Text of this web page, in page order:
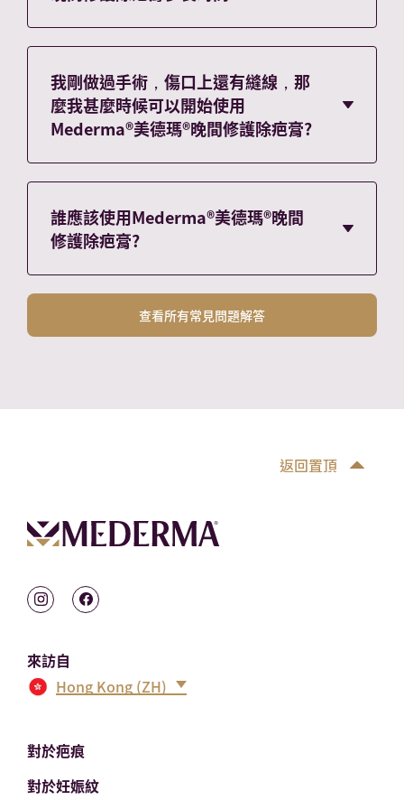
PM 產品消費者的報告）。 *菸鹼醯胺。一種新
的專有洋蔥提取物凝膠可改善新疤痕的外觀。
一項隨機、受控、單盲研究。J Clin Aesthet
您應該按照指示使用Mederma®美德瑪®晚間修
護除疤膏。該產品應每晚使用一次，對於新疤痕
請使用持續八週；對於舊疤痕請使用持續三到六
個月。 不要將Mederma®美德瑪®晚間修護除疤
膏塗抹在破損的皮膚上。
我剛做過手術，傷口上還有縫線，那
麼我甚麼時候可以開始使用
Mederma®美德瑪®晚間修護除疤膏?
您可以在傷口閉合或縫線拆除後立即開始使用
Mederma®美德瑪®晚間修護除疤膏。
Mederma® 美德瑪®不適用於開放性傷口。 如果
結痂已經形成，請等到它脫落。 雖然仍有結痂
或縫線，但請保持傷口清潔並蓋好傷口。
誰應該使用Mederma®美德瑪®晚間
修護除疤膏?
任何有疤痕的人都可以使用Mederma®美德瑪®
晚間修護除疤膏。 所有 Mederma® 產品都應按
照指示使用。 如果您之前對護膚品有反應，請
在使用前閱讀包裝上列出的成分。如果您不確定
查看所有常見問題解答
返回置頂
來訪自
Hong Kong (ZH)
對於疤痕
對於妊娠紋